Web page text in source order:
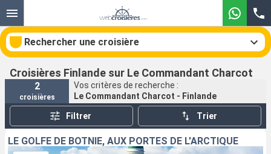
Rechercher une croisière
Nos destinations
Mois de départ
Croisières Finlande sur Le Commandant Charcot
2
croisières
Vos critères de recherche :
Le Commandant Charcot - Finlande
Filtrer Trier
LE GOLFE DE BOTNIE, AUX PORTES DE L'ARCTIQUE